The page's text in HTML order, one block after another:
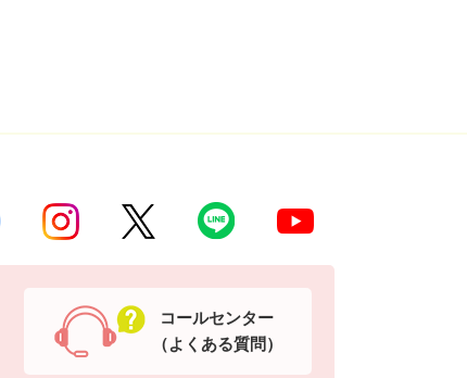
コールセンター
（よくある質問）